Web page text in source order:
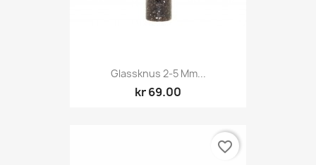
Glassknus 2-5 Mm...
kr 69.00
favorite_border